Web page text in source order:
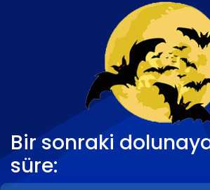
Bir sonraki
süre: